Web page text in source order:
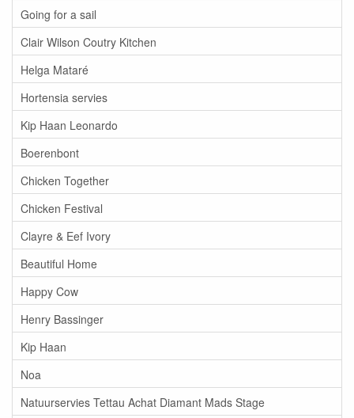
Going for a sail
Clair Wilson Coutry Kitchen
Helga Mataré
Hortensia servies
Kip Haan Leonardo
Boerenbont
Chicken Together
Chicken Festival
Clayre & Eef Ivory
Beautiful Home
Happy Cow
Henry Bassinger
Kip Haan
Noa
Natuurservies Tettau Achat Diamant Mads Stage